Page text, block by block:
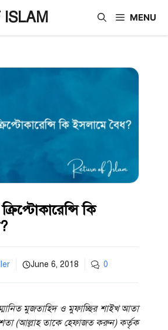
ISLAM MENU
কি
June 6, 2018 0
মুজতাহিদ ও মুফাচ্ছির শাইখ আতা
(আল্লাহ তাকে হেফাজত করুন) কর্তৃক